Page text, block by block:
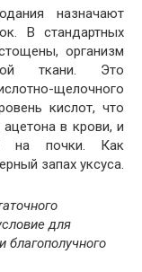
назначают
В стандартных
организм
ткани. Это
щелочного
кислот, что
в крови, и
на почки. Как
запах уксуса.
для
благополучного